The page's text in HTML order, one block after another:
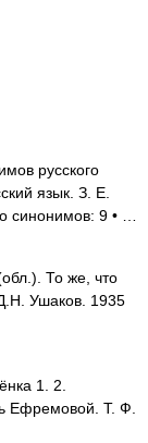
русского
язык. З. Е.
синонимов: 9 • …
То же, что
Ушаков. 1935
1. 2.
Ефремовой. Т. Ф.